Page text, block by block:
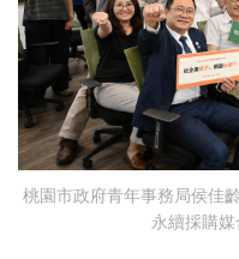
桃園市政府青年事務局侯佳
永續採購媒